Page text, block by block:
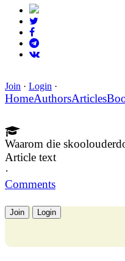
Join · Login ·
HomeAuthorsArticles
Waarom die
Article text
·
Comments
Join Login